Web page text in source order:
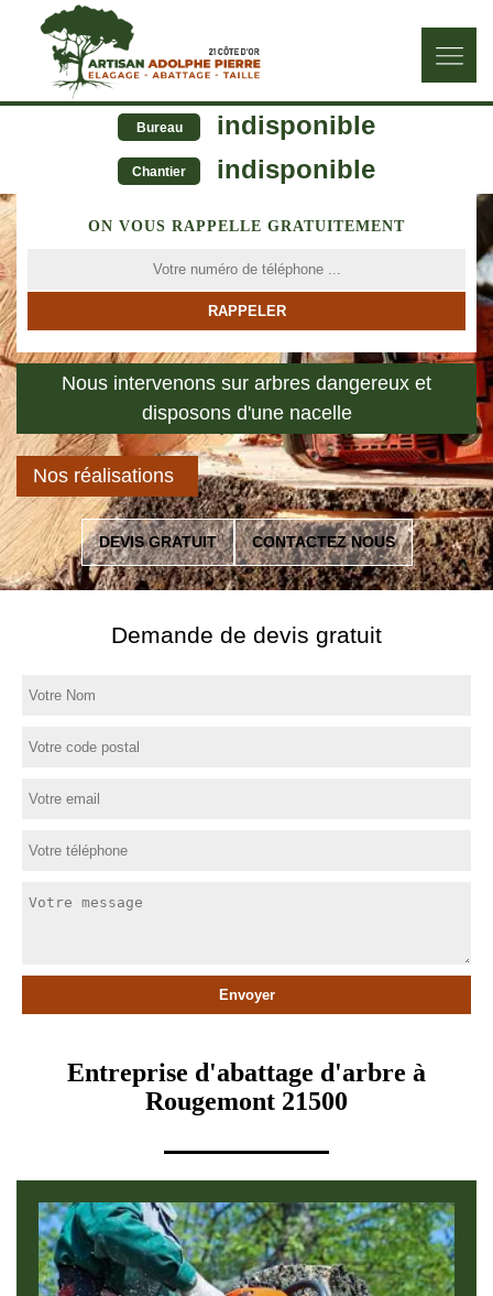
Bureau indisponible
Chantier indisponible
ON VOUS RAPPELLE GRATUITEMENT
Nous intervenons sur arbres dangereux et
disposons d'une nacelle
Nos réalisations
DEVIS GRATUIT CONTACTEZ NOUS
Demande de devis gratuit
Entreprise d'abattage d'arbre à
Rougemont 21500